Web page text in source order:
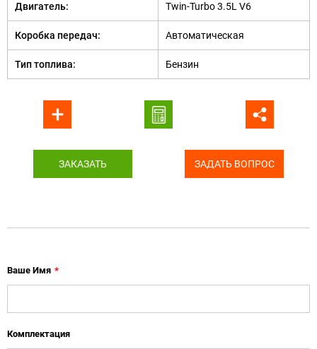
Двигатель: Twin-Turbo 3.5L V6
Коробка передач: Автоматическая
Тип топлива: Бензин
ЗАКАЗАТЬ ЗАДАТЬ ВОПРОС
Ваше Имя *
Комплектация